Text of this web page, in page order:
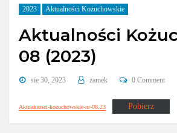
2023 Aktualności Kożuchowskie
Aktualności
08 (2023)
sie 30, 2023 zamek 0 Comment
Aktualnosci-kozuchowskie-nr-08.23 Pobierz